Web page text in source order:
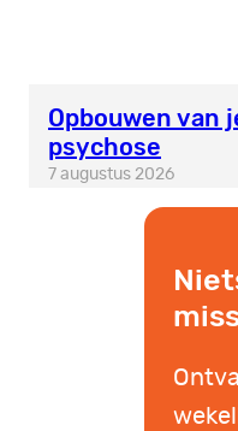
Opbouwen van
psychose
7 augustus 2026